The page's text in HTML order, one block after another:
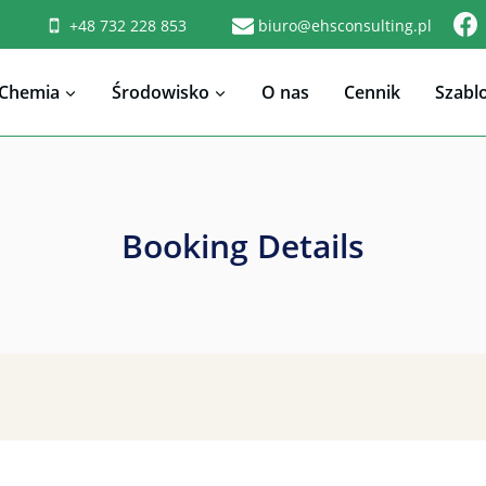
+48 732 228 853 biuro@ehsconsulting.pl
Chemia Środowisko O nas Cennik
Booking Details